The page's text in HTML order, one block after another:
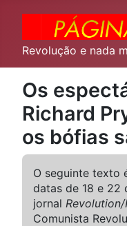
Revolução e nada
Os
Richard
os bófias
O seguinte texto
datas de 18 e 22
jornal
Comunista